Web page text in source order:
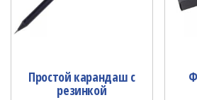
Простой карандаш с
резинкой